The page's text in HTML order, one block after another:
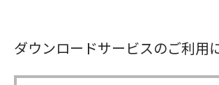
ダウンロードサービスのご利用